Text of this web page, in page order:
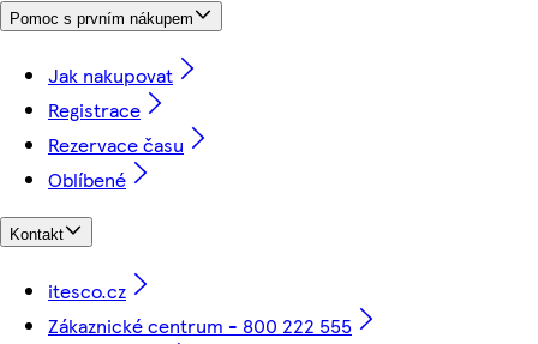
Pomoc s prvním nákupem
Jak nakupovat
Registrace
Rezervace času
Oblíbené
Kontakt
itesco.cz
Zákaznické centrum - 800 222 555